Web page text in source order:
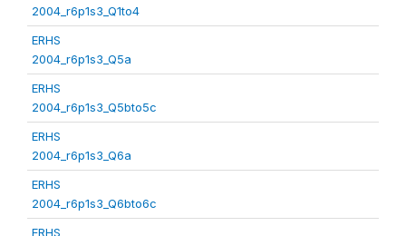
2004_r6p1s3_Q1to4
ERHS
2004_r6p1s3_Q5a
ERHS
2004_r6p1s3_Q5bto5c
ERHS
2004_r6p1s3_Q6a
ERHS
2004_r6p1s3_Q6bto6c
ERHS